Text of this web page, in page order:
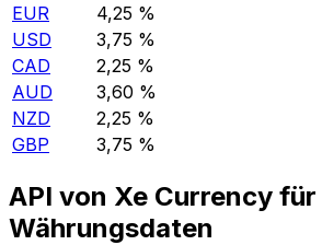
EUR
4,25 %
USD
3,75 %
CAD
2,25 %
AUD
3,60 %
NZD
2,25 %
GBP
3,75 %
API von Xe Currency für
Währungsdaten